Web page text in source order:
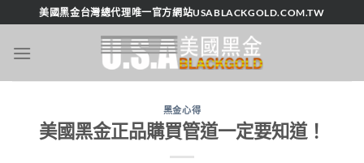
轉
美國黑金台灣總代理唯一官方網站USABLACKGOLD.COM.TW
黑金心得
美國黑金正品購買管道一定要知道！